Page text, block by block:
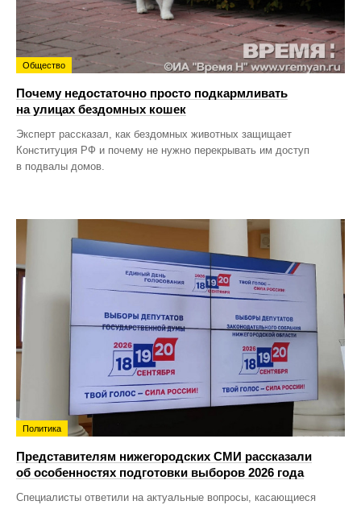
Общество
Почему недостаточно просто подкармливать
на улицах бездомных кошек
Эксперт рассказал, как бездомных животных защищает
Конституция РФ и почему не нужно перекрывать им доступ
в подвалы домов.
Политика
Представителям нижегородских СМИ рассказали
об особенностях подготовки выборов 2026 года
Специалисты ответили на актуальные вопросы, касающиеся